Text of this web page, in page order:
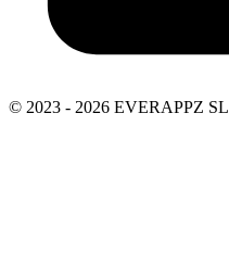
© 2023 - 2026 EVERAPPZ SL